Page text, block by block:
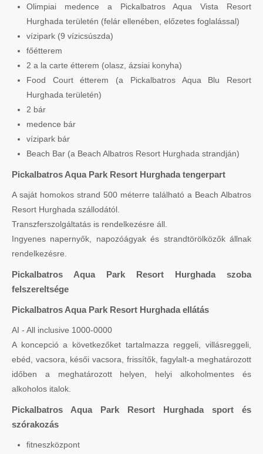
Olimpiai medence a Pickalbatros Aqua Vista Resort
Hurghada területén (felár ellenében, előzetes foglalással)
vízipark (9 vízicsúszda)
főétterem
2 a la carte étterem (olasz, ázsiai konyha)
Food Court étterem (a Pickalbatros Aqua Blu Resort
Hurghada területén)
2 bár
medence bár
vízipark bár
Beach Bar (a Beach Albatros Resort Hurghada strandján)
Pickalbatros Aqua Park Resort Hurghada tengerpart
A saját homokos strand 500 méterre található a Beach Albatros
Resort Hurghada szállodától.
Transzferszolgáltatás is rendelkezésre áll.
Ingyenes napernyők, napozóágyak és strandtörölközők állnak
rendelkezésre.
Pickalbatros Aqua Park Resort Hurghada szoba
felszereltsége
Pickalbatros Aqua Park Resort Hurghada ellátás
AI - All inclusive 1000-0000
A koncepció a következőket tartalmazza reggeli, villásreggeli,
ebéd, vacsora, késői vacsora, frissítők, fagylalt-a meghatározott
időben a meghatározott helyen, helyi alkoholmentes és
alkoholos italok.
Pickalbatros Aqua Park Resort Hurghada sport és
szórakozás
fitneszközpont